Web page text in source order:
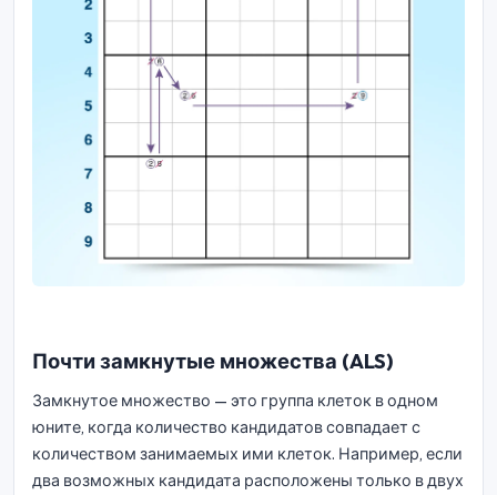
Почти замкнутые множества (ALS)
Замкнутое множество — это группа клеток в одном
юните, когда количество кандидатов совпадает с
количеством занимаемых ими клеток. Например, если
два возможных кандидата расположены только в двух